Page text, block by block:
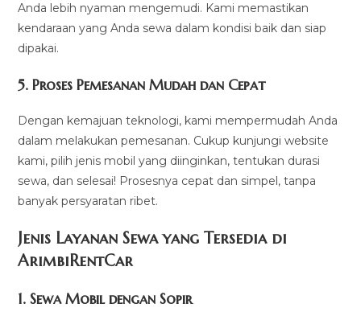
Anda lebih nyaman mengemudi. Kami memastikan
kendaraan yang Anda sewa dalam kondisi baik dan siap
dipakai.
5.Proses Pemesanan Mudah dan Cepat
Dengan kemajuan teknologi, kami mempermudah Anda
dalam melakukan pemesanan. Cukup kunjungi website
kami, pilih jenis mobil yang diinginkan, tentukan durasi
sewa, dan selesai! Prosesnya cepat dan simpel, tanpa
banyak persyaratan ribet.
Jenis Layanan Sewa yang Tersedia di
ArimbiRentCar
1.Sewa Mobil dengan Sopir